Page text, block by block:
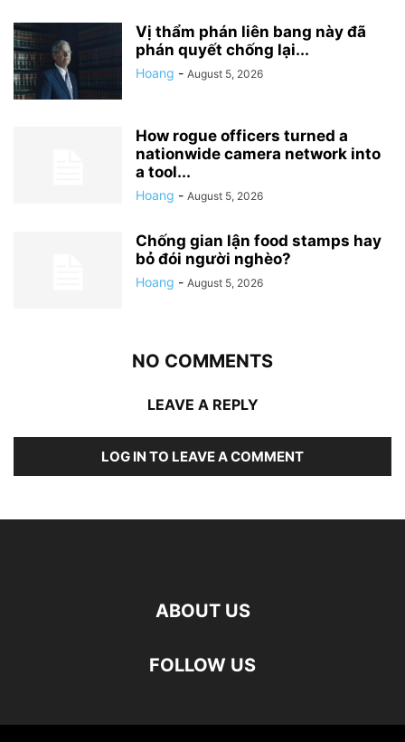
Vị thẩm phán liên bang này đã
phán quyết chống lại...
Hoang - August 5, 2026
How rogue officers turned a
nationwide camera network into
a tool...
Hoang - August 5, 2026
Chống gian lận food stamps hay
bỏ đói người nghèo?
Hoang - August 5, 2026
NO COMMENTS
LEAVE A REPLY
LOG IN TO LEAVE A COMMENT
ABOUT US
FOLLOW US